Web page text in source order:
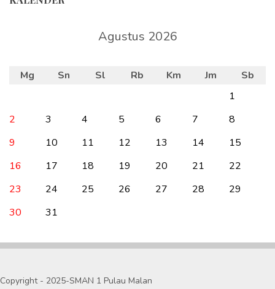
Agustus 2026
Mg Sn Sl Rb Km Jm
Sb
1
2
3 4 5 6 7
8
9
10 11 12 13 14
15
16
17 18 19 20 21
22
23
24 25 26 27 28
29
30
31
Copyright - 2025-SMAN 1 Pulau Malan